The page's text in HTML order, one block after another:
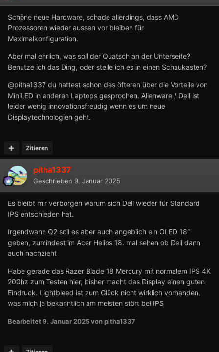
Schöne neue Hardware, schade allerdings, dass AMD
Prozessoren wieder aussen vor bleiben für
Maximalkonfiguration.
Aber mal ehrlich, was soll der Quatsch an der Unterseite?
Benutze ich das Ding, oder stelle ich es in einen Schaukasten?
@pitha1337 du hattest schon des öfteren über die Vorteile von
MiniLED in anderen Laptops gesprochen. Alienware / Dell ist
leider wenig innovationsfreudig wenn es um neue
Displaytechnologien geht.
Zitieren
pitha1337
Geschrieben 9. Januar 2025
Es bleibt mir verborgen warum sich Dell wieder für Standard
IPS entschieden hat.
Irgendwann Q2 soll es aber auch angeblich ein OLED 18“
geben, zumindest im Acer Helios 18. mal sehen ob Dell dann
auch nachzieht
Habe gerade das Razer Blade 18 Mercury mit normalem IPS 4K
200hz zum Testen hier, bisher macht das Display einen guten
Eindruck. Lightbleed ist zum Glück nicht wirklich vorhanden,
was mich ja bekanntlich am meisten stört bei IPS
Bearbeitet9. Januar 2025von pitha1337